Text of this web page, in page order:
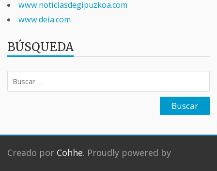
www.noticiasdegipuzkoa.com
www.deia.com
BÚSQUEDA
Buscar:
Creado por Cohhe. Proudly powered by